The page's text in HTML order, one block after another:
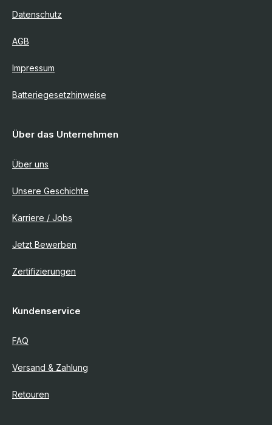
Datenschutz
AGB
Impressum
Batteriegesetzhinweise
Über das Unternehmen
Über uns
Unsere Geschichte
Karriere / Jobs
Jetzt Bewerben
Zertifizierungen
Kundenservice
FAQ
Versand & Zahlung
Retouren